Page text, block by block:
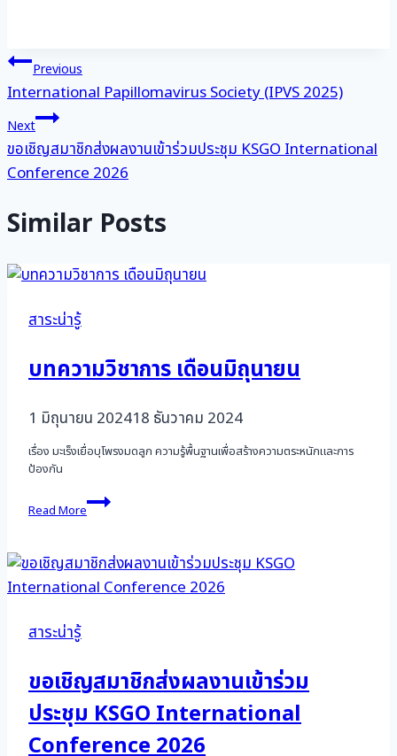
แนะแนว
เรื่อง
Previous
International Papillomavirus Society (IPVS 2025)
Next
ขอเชิญสมาชิกส่งผลงานเข้าร่วมประชุม KSGO International
Conference 2026
Similar Posts
สาระน่ารู้
บทความวิชาการ เดือนมิถุนายน
1 มิถุนายน 202418 ธันวาคม 2024
เรื่อง มะเร็งเยื่อบุโพรงมดลูก ความรู้พื้นฐานเพื่อสร้างความตระหนักและการ
ป้องกัน
Read More
บทความ
วิชาการ
มิถุนายน
สาระน่ารู้
ขอเชิญสมาชิกส่งผลงานเข้าร่วม
ประชุม KSGO International
Conference 2026